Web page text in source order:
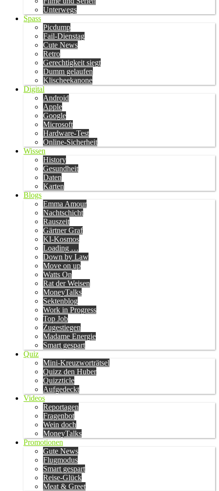
Unterwegs
Spass
Picdump
Fail-Dienstag
Cute News
Retro
Gerechtigkeit siegt
Dumm gelaufen
Klischeekanone
Digital
Android
Apple
Google
Microsoft
Hardware-Test
Online-Sicherheit
Wissen
History
Gesundheit
Daten
Karten
Blogs
Emma Amour
Nachtschicht
Rauszeit
Gärtner Graf
KI-Kosmos
Loading …
Down by Law
Move on up
Watts On
Rat der Weisen
MoneyTalks
Sektenblog
Work in Progress
Top Job
Zugestiegen
Madame Energie
Smart gespart
Quiz
Mini-Kreuzworträtsel
Quizz den Huber
Quizzticle
Aufgedeckt
Videos
Reportagen
Fragenbot
Wein doch
MoneyTalks
Promotionen
Gute News
Flugmodus
Smart gespart
Reise-Glück
Meat & Greet